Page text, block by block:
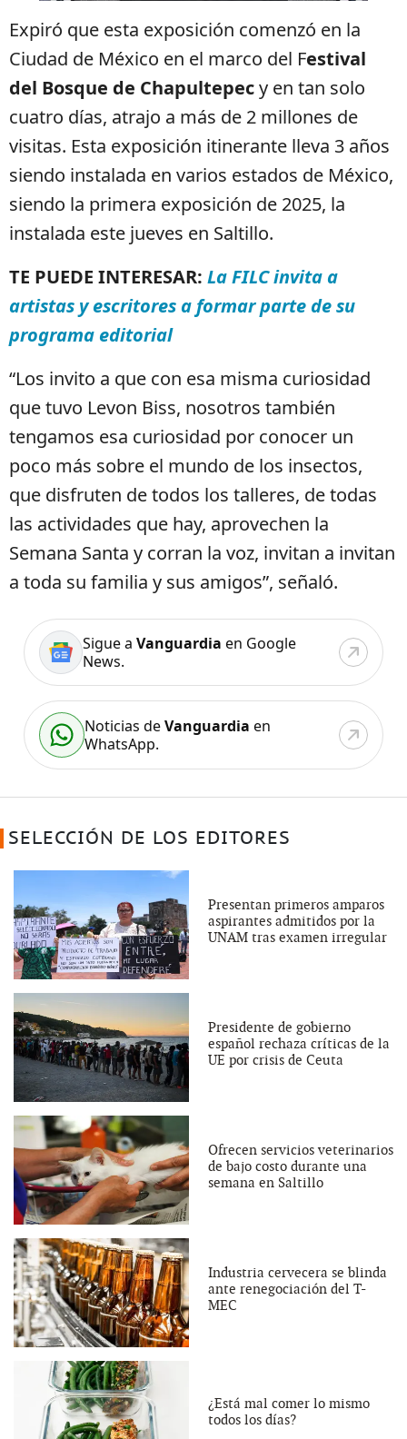
Expiró que esta exposición comenzó en la
Ciudad de México en el marco del Festival
del Bosque de Chapultepecy en tan solo
cuatro días, atrajo a más de 2 millones de
visitas. Esta exposición itinerante lleva 3 años
siendo instalada en varios estados de México,
siendo la primera exposición de 2025, la
instalada este jueves en Saltillo.
TE PUEDE INTERESAR: La FILC invita a
artistas y escritores a formar parte de su
programa editorial
“Los invito a que con esa misma curiosidad
que tuvo Levon Biss, nosotros también
tengamos esa curiosidad por conocer un
poco más sobre el mundo de los insectos,
que disfruten de todos los talleres, de todas
las actividades que hay, aprovechen la
Semana Santa y corran la voz, invitan a invitan
a toda su familia y sus amigos”, señaló.
Sigue a Vanguardia en Google
News.
Noticias deVanguardia en
WhatsApp.
SELECCIÓN DE LOS EDITORES
Presentan primeros amparos
aspirantes admitidos por la
UNAM tras examen irregular
Presidente de gobierno
español rechaza críticas de la
UE por crisis de Ceuta
Ofrecen servicios veterinarios
de bajo costo durante una
semana en Saltillo
Industria cervecera se blinda
ante renegociación del T-
MEC
¿Está mal comer lo mismo
todos los días?